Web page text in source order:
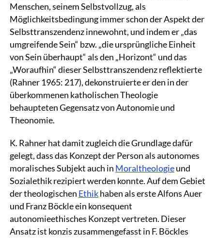
Menschen, seinem Selbstvollzug, als
Möglichkeitsbedingung immer schon der Aspekt der
Selbsttranszendenz innewohnt, und indem er „das
umgreifende Sein“ bzw. „die ursprüngliche Einheit
von Sein überhaupt“ als den „Horizont“ und das
„Woraufhin“ dieser Selbsttranszendenz reflektierte
(Rahner 1965: 217), dekonstruierte er den in der
überkommenen katholischen Theologie
behaupteten Gegensatz von Autonomie und
Theonomie.
K. Rahner hat damit zugleich die Grundlage dafür
gelegt, dass das Konzept der Person als autonomes
moralisches Subjekt auch in Moraltheologieund
Sozialethik rezipiert werden konnte. Auf dem Gebiet
der theologischen Ethikhaben als erste Alfons Auer
und Franz Böckle ein konsequent
autonomieethisches Konzept vertreten. Dieser
Ansatz ist konzis zusammengefasst in F. Böckles